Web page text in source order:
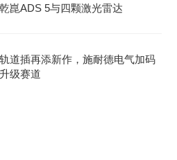
崑ADS 5与四颗激光雷达
道插再添新作，施耐德电气加码
级赛道